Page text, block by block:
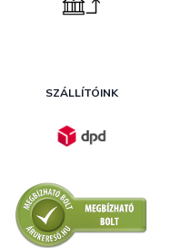
SZÁLLÍTÓINK